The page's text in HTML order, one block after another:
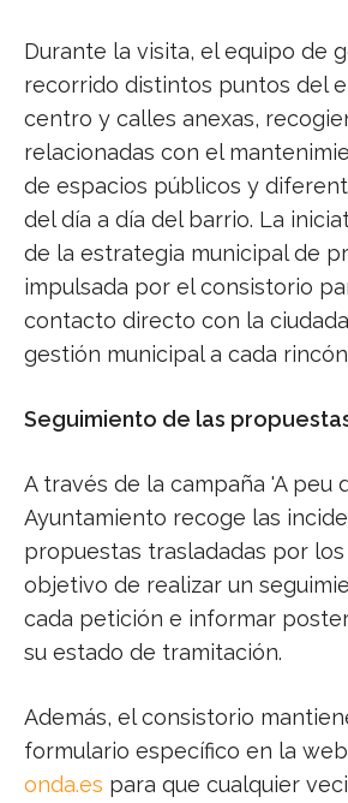
Durante la visita, el equipo de
recorrido distintos puntos del
centro y calles anexas,
relacionadas con el
de espacios públicos y
del día a día del barrio. La
de la estrategia municipal de
impulsada por el consistorio
contacto directo con la
gestión municipal a cada
Seguimiento de las
A través de la campaña 'A peu
Ayuntamiento recoge las
propuestas trasladadas por
objetivo de realizar un
cada petición e informar
su estado de tramitación.
Además, el consistorio
formulario específico en la
onda.es para que cualquier